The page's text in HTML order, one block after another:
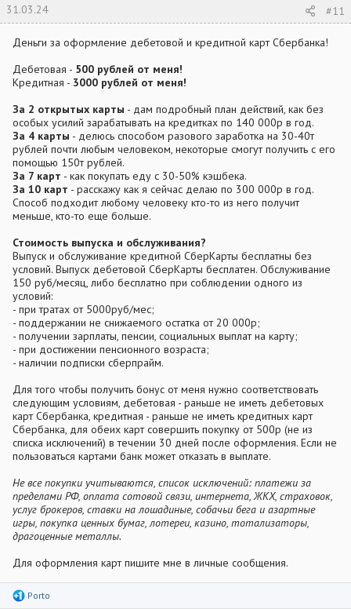
31.03.24 #11
Деньги за оформление дебетовой и кредитной карт Сбербанка!
Дебетовая - 500 рублей от меня!
Кредитная - 3000 рублей от меня!
За 2 открытых карты - дам подробный план действий, как без
особых усилий зарабатывать на кредитках по 140 000р в год.
За 4 карты - делюсь способом разового заработка на 30-40т
рублей почти любым человеком, некоторые смогут получить с его
помощью 150т рублей.
За 7 карт - как покупать еду с 30-50% кэшбека.
За 10 карт - расскажу как я сейчас делаю по 300 000р в год.
Способ подходит любому человеку кто-то из него получит
меньше, кто-то еще больше.
Стоимость выпуска и обслуживания?
Выпуск и обслуживание кредитной СберКарты бесплатны без
условий. Выпуск дебетовой СберКарты бесплатен. Обслуживание
150 руб/месяц, либо бесплатно при соблюдении одного из
условий:
- при тратах от 5000руб/мес;
- поддержании не снижаемого остатка от 20 000р;
- получении зарплаты, пенсии, социальных выплат на карту;
- при достижении пенсионного возраста;
- наличии подписки сберпрайм.
Для того чтобы получить бонус от меня нужно соответствовать
следующим условиям, дебетовая - раньше не иметь дебетовых
карт Сбербанка, кредитная - раньше не иметь кредитных карт
Сбербанка, для обеих карт совершить покупку от 500р (не из
списка исключений) в течении 30 дней после оформления. Если не
пользоваться картами банк может отказать в выплате.
Не все покупки учитываются, список исключений: платежи за
пределами РФ, оплата сотовой связи, интернета, ЖКХ, страховок,
услуг брокеров, ставки на лошадиные, собачьи бега и азартные
игры, покупка ценных бумаг, лотереи, казино, тотализаторы,
драгоценные металлы.
Для оформления карт пишите мне в личные сообщения.
Р
Porto